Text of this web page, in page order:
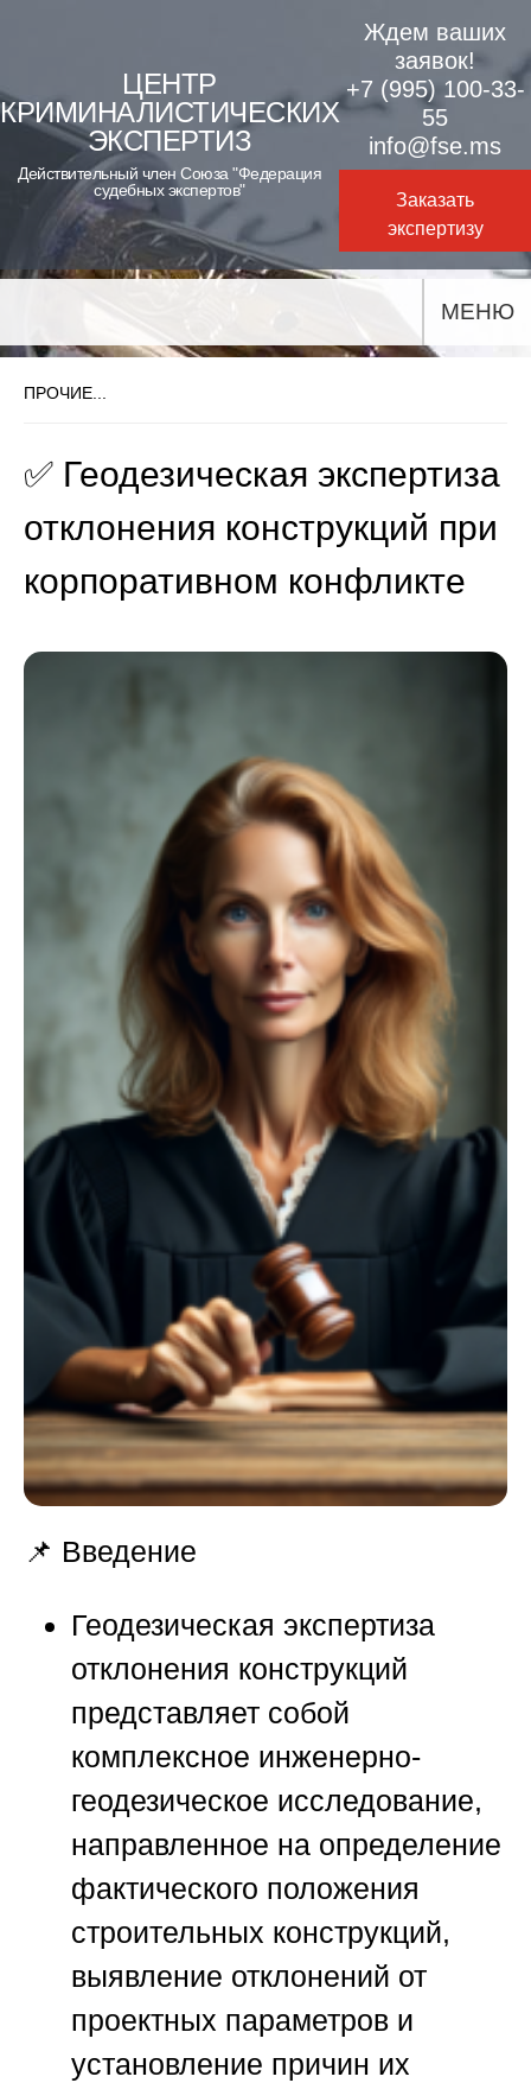
content
ЦЕНТР
КРИМИНАЛИСТИЧЕСКИХ
ЭКСПЕРТИЗ
Действительный член Союза "Федерация
судебных экспертов"
Ждем ваших
заявок!
+7 (995) 100-33-
55
info@fse.ms
Заказать
экспертизу
МЕНЮ
ПРОЧИЕ...
✅ Геодезическая экспертиза
отклонения конструкций при
корпоративном конфликте
📌 Введение
Геодезическая экспертиза
отклонения конструкций
представляет собой
комплексное инженерно-
геодезическое исследование,
направленное на определение
фактического положения
строительных конструкций,
выявление отклонений от
проектных параметров и
установление причин их